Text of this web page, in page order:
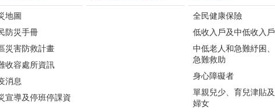
地圖
防災手冊
災害防救計畫
收容處所資訊
消息
宣導及停班停課資
全民健康保險
低收入戶及中低收入戶
中低老人和急難紓困、
急難救助
身心障礙者
單親兒少、育兒津貼及
婦女